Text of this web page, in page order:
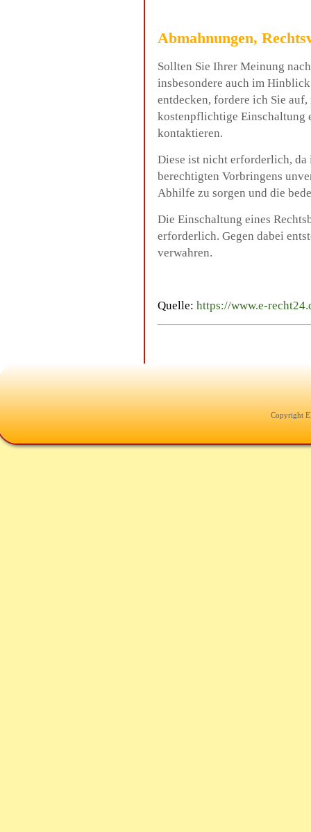
Abmahnungen,
Sollten Sie Ihrer Meinung
insbesondere auch im
entdecken, fordere ich Sie
kostenpflichtige Einschaltung
kontaktieren.
Diese ist nicht erforderlich, da
berechtigten Vorbringens
Abhilfe zu sorgen und die
Die Einschaltung eines
erforderlich. Gegen dabei
verwahren.
Quelle: https://www.e-
Copyright